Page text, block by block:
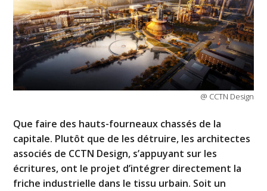
@ CCTN Design
Que faire des hauts-fourneaux chassés de la
capitale. Plutôt que de les détruire, les architectes
associés de CCTN Design, s’appuyant sur les
écritures, ont le projet d’intégrer directement la
friche industrielle dans le tissu urbain. Soit un